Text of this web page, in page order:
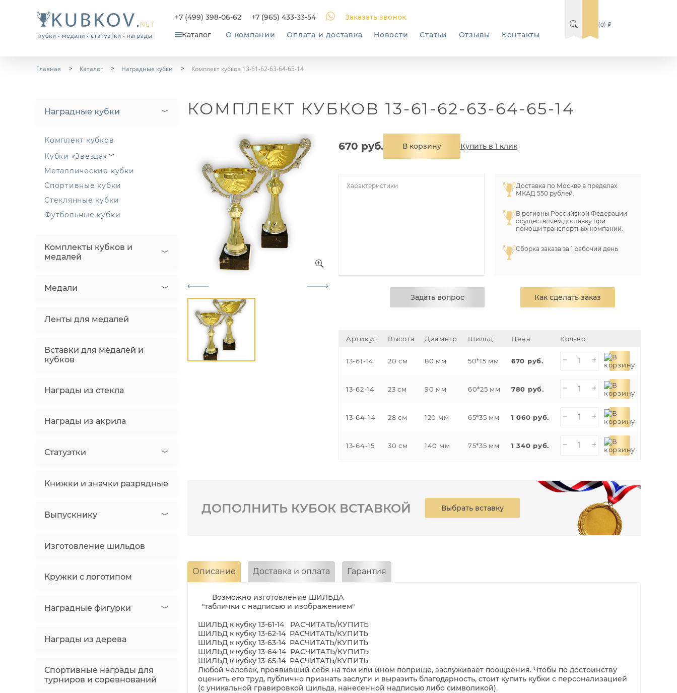
+7 (499) 398-06-62 +7 (965) 433-33-54
Заказать звонок
Каталог
О компании Оплата и доставка Новости Статьи Отзывы Контакты
(0) ₽
Главная Каталог Наградные кубки Комплект кубков 13-61-62-63-64-65-14
Наградные кубки
Комплект кубков
Кубки «Звезда»
Металлические кубки
Спортивные кубки
Стеклянные кубки
Футбольные кубки
Комплекты кубков и
медалей
Медали
Ленты для медалей
Вставки для медалей и
кубков
Награды из стекла
Награды из акрила
Статуэтки
Книжки и значки разрядные
Выпускнику
Изготовление шильдов
Кружки с логотипом
Наградные фигурки
Награды из дерева
Спортивные награды для
турниров и соревнований
КОМПЛЕКТ КУБКОВ 13-61-62-63-64-65-14
670 руб. В корзину Купить в 1 клик
Характеристики
Доставка по Москве в пределах
МКАД 550 рублей.
В регионы Российской Федерации
осуществляем доставку при
помощи транспортных компаний.
Сборка заказа за 1 рабочий день
Задать вопрос Как сделать заказ
Артикул Высота Диаметр Шильд Цена Кол-во
13-61-14 20 см 80 мм 50*15 мм 670 руб.
13-62-14 23 см 90 мм 60*25 мм 780 руб.
13-64-14 28 см 120 мм 65*35 мм 1 060 руб.
13-64-15 30 см 140 мм 75*35 мм 1 340 руб.
ДОПОЛНИТЬ КУБОК ВСТАВКОЙ Выбрать вставку
Описание Доставка и оплата Гарантия
Возможно изготовление ШИЛЬДА
"таблички с надписью и изображением"
ШИЛЬД к кубку 13-61-14 РАСЧИТАТЬ/КУПИТЬ
ШИЛЬД к кубку 13-62-14 РАСЧИТАТЬ/КУПИТЬ
ШИЛЬД к кубку 13-63-14 РАСЧИТАТЬ/КУПИТЬ
ШИЛЬД к кубку 13-64-14 РАСЧИТАТЬ/КУПИТЬ
ШИЛЬД к кубку 13-65-14 РАСЧИТАТЬ/КУПИТЬ
Любой человек, проявивший себя на том или ином поприще, заслуживает поощрения. Чтобы по достоинству
оценить его труд, публично признать заслуги и выразить благодарность, стоит купить кубки с персонализацией
(с уникальной гравировкой шильда, нанесенной надписью либо символикой).